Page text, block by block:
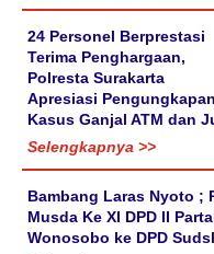
24 Personel Berprestasi
Terima Penghargaan,
Polresta Surakarta
Apresiasi Pengungkapan
Kasus Ganjal ATM dan
Selengkapnya >>
Bambang Laras Nyoto ;
Musda Ke XI DPD II
Wonosobo ke DPD